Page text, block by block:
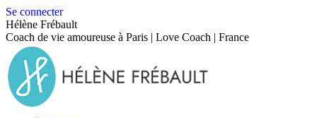
Se connecter
Hélène Frébault
Coach de vie amoureuse à Paris | Love Coach | France